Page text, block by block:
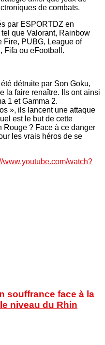
de combats.
par ESPORTDZ en
que Valorant, Rainbow
Fire, PUBG, League of
Fifa ou eFootball.
détruite par Son Goku,
la faire renaître. Ils ont ainsi
1 et Gamma 2.
», ils lancent une attaque
est le but de cette
Rouge ? Face à ce danger
les vrais héros de se
www.youtube.com/watch?
souffrance face à la
niveau du Rhin